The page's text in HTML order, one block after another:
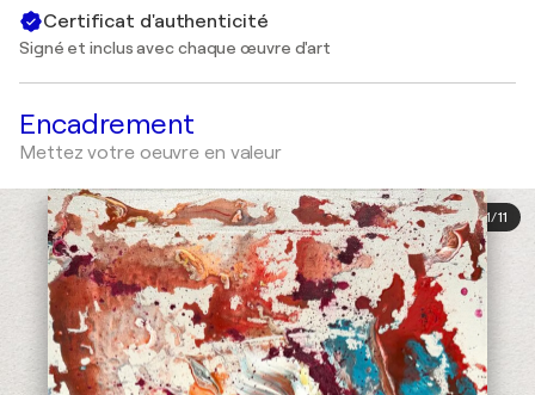
Certificat d'authenticité
Signé et inclus avec chaque œuvre d'art
Encadrement
Mettez votre oeuvre en valeur
1/11